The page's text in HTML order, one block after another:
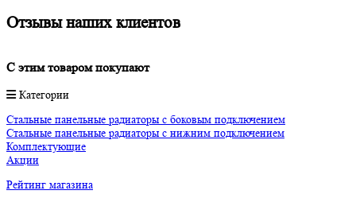
Отзывы наших клиентов
C этим товаром покупают
Категории
Стальные панельные радиаторы с боковым подключением
Стальные панельные радиаторы с нижним подключением
Комплектующие
Акции
Рейтинг магазина